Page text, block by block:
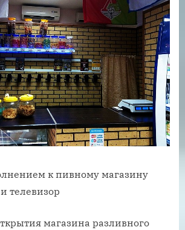
к пивному магазину
телевизор
магазина разливного